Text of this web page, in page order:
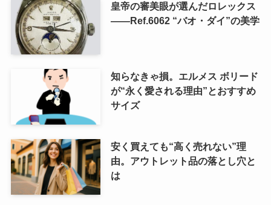
皇帝の審美眼が選んだロレックス
――Ref.6062 “バオ・ダイ”の美学
知らなきゃ損。エルメス ボリード
が“永く愛される理由”とおすすめ
サイズ
安く買えても“高く売れない”理
由。アウトレット品の落とし穴と
は